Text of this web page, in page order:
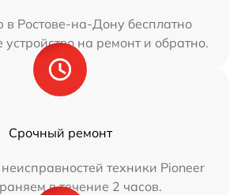
Ростове-на-Дону бесплатно
устройство на ремонт и обратно.
Срочный ремонт
техники Pioneer
в течение 2 часов.